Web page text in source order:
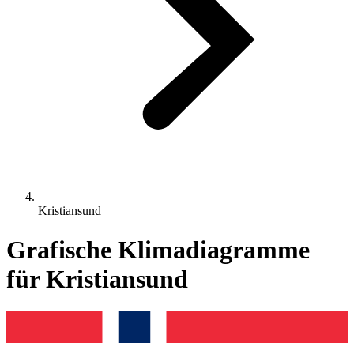
Kristiansund
Grafische Klimadiagramme
für Kristiansund